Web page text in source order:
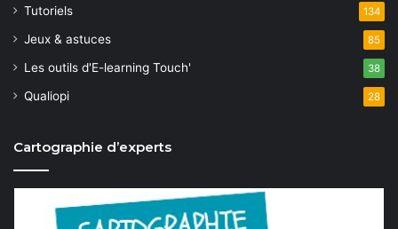
Tutoriels 134
Jeux & astuces 85
Les outils d'E-learning Touch' 38
Qualiopi 28
Cartographie d’experts